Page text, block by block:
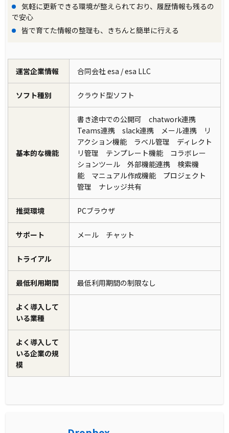
気軽に更新できる環境が整えられており、履歴情報も残るの
で安心
皆で育てた情報の整理も、きちんと簡単に行える
運営企業情報 合同会社 esa / esa LLC
ソフト種別 クラウド型ソフト
基本的な機能
書き途中での公開可 chatwork連携
Teams連携 slack連携 メール連携 リ
アクション機能 ラベル管理 ディレクト
リ管理 テンプレート機能 コラボレー
ションツール 外部機能連携 検索機
能 マニュアル作成機能 プロジェクト
管理 ナレッジ共有
推奨環境 PCブラウザ
サポート メール チャット
トライアル
最低利用期間 最低利用期間の制限なし
よく導入して
いる業種
よく導入して
いる企業の規
模